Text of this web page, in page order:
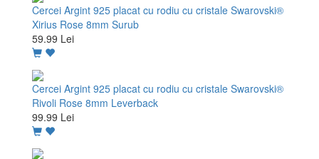
Cercei Argint 925 placat cu rodiu cu cristale Swarovski®
Xirius Rose 8mm Surub
59.99 Lei
Cercei Argint 925 placat cu rodiu cu cristale Swarovski®
Rivoli Rose 8mm Leverback
99.99 Lei